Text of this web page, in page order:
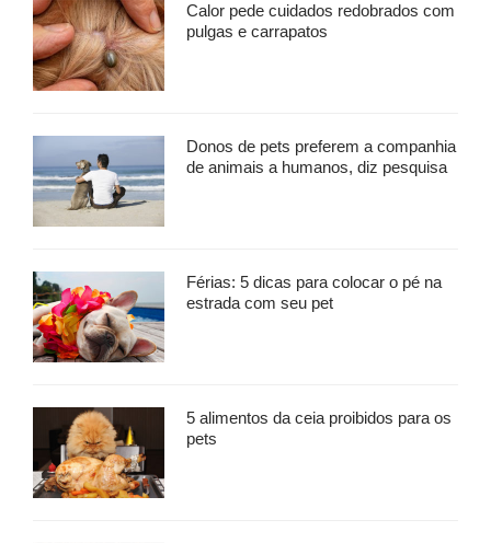
Calor pede cuidados redobrados com
pulgas e carrapatos
Donos de pets preferem a companhia
de animais a humanos, diz pesquisa
Férias: 5 dicas para colocar o pé na
estrada com seu pet
5 alimentos da ceia proibidos para os
pets